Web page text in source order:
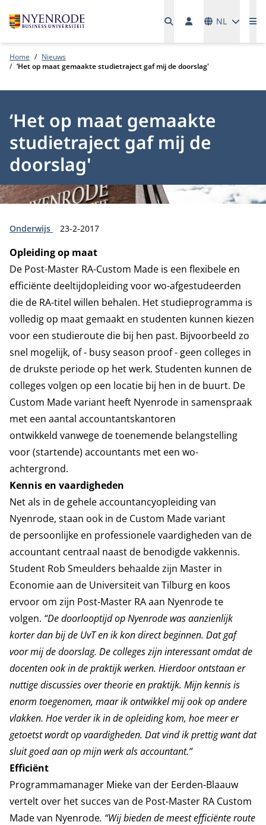
NL
Home
Nieuws
‘Het op maat gemaakte studietraject gaf mij de doorslag'
‘Het op maat gemaakte
studietraject gaf mij de
doorslag'
Type:
Onderwijs Publicatiedatum:
23-2-2017
Opleiding op maat
De Post-Master RA-Custom Made is een flexibele en
efficiënte deeltijdopleiding voor wo-afgestudeerden
die de RA-titel willen behalen. Het studieprogramma is
volledig op maat gemaakt en studenten kunnen kiezen
voor een studieroute die bij hen past. Bijvoorbeeld zo
snel mogelijk, of - busy season proof - geen colleges in
de drukste periode op het werk. Studenten kunnen de
colleges volgen op een locatie bij hen in de buurt. De
Custom Made variant heeft Nyenrode in samenspraak
met een aantal accountantskantoren
ontwikkeld vanwege de toenemende belangstelling
voor (startende) accountants met een wo-
achtergrond.
Kennis en vaardigheden
Net als in de gehele accountancyopleiding van
Nyenrode, staan ook in de Custom Made variant
de persoonlijke en professionele vaardigheden van de
accountant centraal naast de benodigde vakkennis.
Student Rob Smeulders behaalde zijn Master in
Economie aan de Universiteit van Tilburg en koos
ervoor om zijn Post-Master RA aan Nyenrode te
volgen. “De doorlooptijd op Nyenrode was aanzienlijk
korter dan bij de UvT en ik kon direct beginnen. Dat gaf
voor mij de doorslag. De colleges zijn interessant omdat de
docenten ook in de praktijk werken. Hierdoor ontstaan er
nuttige discussies over theorie en praktijk. Mijn kennis is
enorm toegenomen, maar ik ontwikkel mij ook op andere
vlakken. Hoe verder ik in de opleiding kom, hoe meer er
getoetst wordt op vaardigheden. Dat vind ik prettig want dat
sluit goed aan op mijn werk als accountant.”
Efficiënt
Programmamanager Mieke van der Eerden-Blaauw
vertelt over het succes van de Post-Master RA Custom
Madevan Nyenrode. “Wij bieden de meest efficiënte route